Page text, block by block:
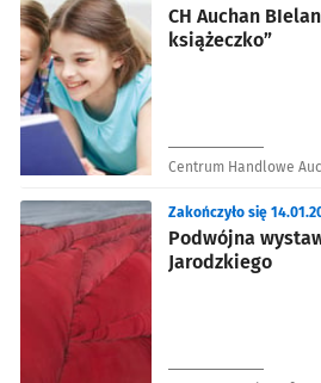
CH Auchan BIelany:
książeczko”
Centrum Handlowe
Podwójna
Jarodzkiego
Zakończyło się